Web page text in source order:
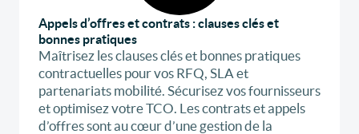
Appels d’offres et contrats : clauses clés et
bonnes pratiques
Maîtrisez les clauses clés et bonnes pratiques
contractuelles pour vos RFQ, SLA et
partenariats mobilité. Sécurisez vos fournisseurs
et optimisez votre TCO. Les contrats et appels
d’offres sont au cœur d’une gestion de la